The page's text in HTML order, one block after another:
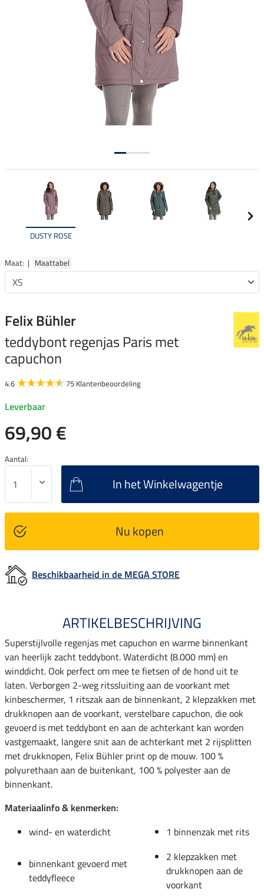
DUSTY ROSE
Maat: | Maattabel
Felix Bühler
teddybont regenjas Paris met
capuchon
4.6 75 Klantenbeoordeling
Leverbaar
69,90 €
Aantal:
In het Winkelwagentje
Nu kopen
Beschikbaarheid in de MEGA STORE
ARTIKELBESCHRIJVING
Superstijlvolle regenjas met capuchon en warme binnenkant
van heerlijk zacht teddybont. Waterdicht (8.000 mm) en
winddicht. Ook perfect om mee te fietsen of de hond uit te
laten. Verborgen 2-weg ritssluiting aan de voorkant met
kinbeschermer, 1 ritszak aan de binnenkant, 2 klepzakken met
drukknopen aan de voorkant, verstelbare capuchon, die ook
gevoerd is met teddybont en aan de achterkant kan worden
vastgemaakt, langere snit aan de achterkant met 2 rijsplitten
met drukknopen, Felix Bühler print op de mouw. 100 %
polyurethaan aan de buitenkant, 100 % polyester aan de
binnenkant.
Materiaalinfo & kenmerken:
wind- en waterdicht
1 binnenzak met rits
binnenkant gevoerd met
teddyfleece
2 klepzakken met
drukknopen aan de
voorkant